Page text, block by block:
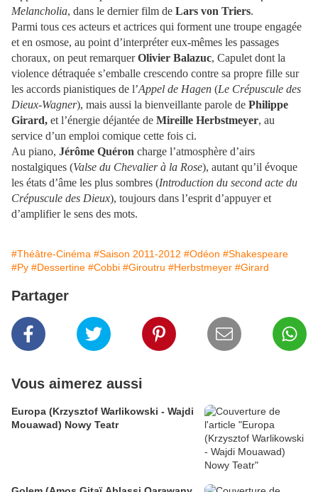
Melancholia, dans le dernier film de Lars von Triers.
Parmi tous ces acteurs et actrices qui forment une troupe engagée
et en osmose, au point d’interpréter eux-mêmes les passages
choraux, on peut remarquerOlivier Balazuc, Capulet dont la
violence détraquée s’emballe crescendo contre sa propre fille sur
les accords pianistiques de l’Appel de Hagen (Le Crépuscule des
Dieux-Wagner), mais aussi la bienveillante parole de Philippe
Girard, et l’énergie déjantée de Mireille Herbstmeyer, au
service d’un emploi comique cette fois ci.
Au piano, Jérôme Quéron charge l’atmosphère d’airs
nostalgiques (Valse du Chevalier à la Rose), autant qu’il évoque
les états d’âme les plus sombres (Introduction du second acte du
Crépuscule des Dieux), toujours dans l’esprit d’appuyer et
d’amplifier le sens des mots.
#Théâtre-Cinéma #Saison 2011-2012 #Odéon #Shakespeare
#Py #Dessertine #Cobbi #Giroutru #Herbstmeyer #Girard
Partager
Vous aimerez aussi
Europa (Krzysztof Warlikowski - Wajdi
Mouawad) Nowy Teatr